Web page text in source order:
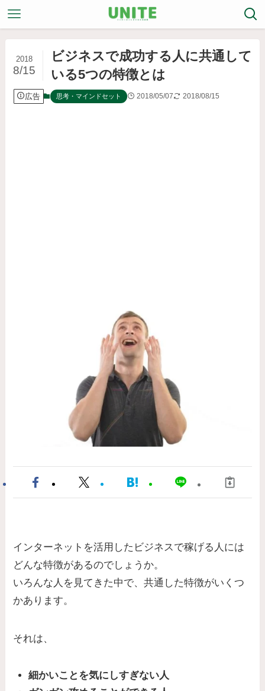
ビジネスで成功する人に共通して
いる5つの特徴とは
2018
8/15
広告 思考・マインドセット 2018/05/07 2018/08/15
インターネットを活用したビジネスで稼げる人には
どんな特徴があるのでしょうか。
いろんな人を見てきた中で、共通した特徴がいくつ
かあります。
それは、
細かいことを気にしすぎない人